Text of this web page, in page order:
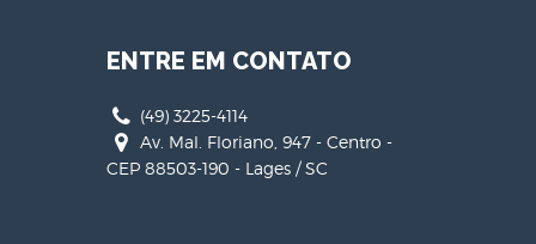
ENTRE EM CONTATO
(49) 3225-4114
Av. Mal. Floriano, 947 - Centro -
CEP 88503-190 - Lages / SC